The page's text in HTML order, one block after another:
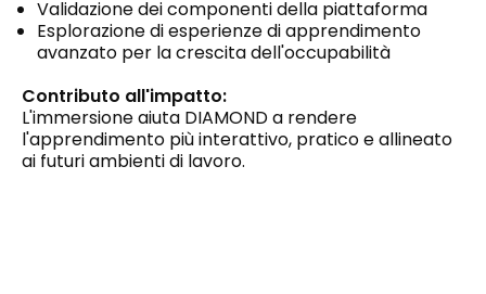
Validazione dei componenti della piattaforma
Esplorazione di esperienze di apprendimento
avanzato per la crescita dell'occupabilità
Contributo all'impatto:
L'immersione aiuta DIAMOND a rendere
l'apprendimento più interattivo, pratico e allineato
ai futuri ambienti di lavoro.